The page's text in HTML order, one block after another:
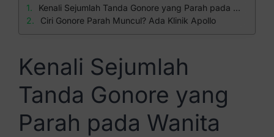
Kenali Sejumlah Tanda Gonore yang Parah pada Wanita
Ciri Gonore Parah Muncul? Ada Klinik Apollo
Kenali Sejumlah
Tanda Gonore yang
Parah pada Wanita